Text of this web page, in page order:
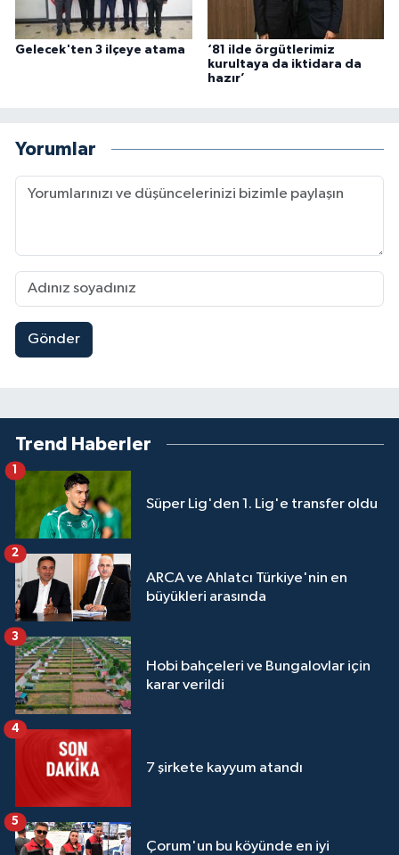
Gelecek'ten 3 ilçeye atama
‘81 ilde örgütlerimiz
kurultaya da iktidara da
hazır’
Yorumlar
Gönder
Trend Haberler
Süper Lig'den 1. Lig'e transfer oldu
1
ARCA ve Ahlatcı Türkiye'nin en
büyükleri arasında
2
Hobi bahçeleri ve Bungalovlar için
karar verildi
3
7 şirkete kayyum atandı
4
Çorum'un bu köyünde en iyi
5